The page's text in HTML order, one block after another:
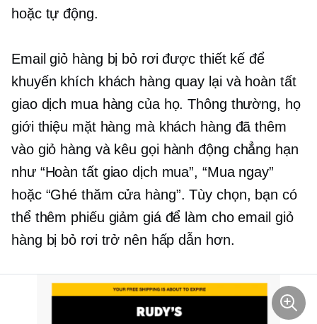
hoặc tự động.
Email giỏ hàng bị bỏ rơi được thiết kế để
khuyến khích khách hàng quay lại và hoàn tất
giao dịch mua hàng của họ. Thông thường, họ
giới thiệu mặt hàng mà khách hàng đã thêm
vào giỏ hàng và kêu gọi hành động chẳng hạn
như “Hoàn tất giao dịch mua”, “Mua ngay”
hoặc “Ghé thăm cửa hàng”. Tùy chọn, bạn có
thể thêm phiếu giảm giá để làm cho email giỏ
hàng bị bỏ rơi trở nên hấp dẫn hơn.